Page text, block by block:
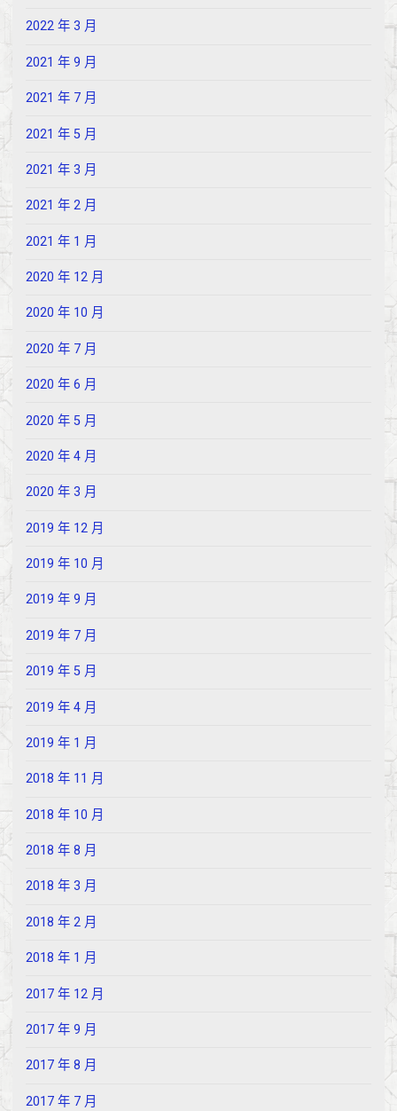
2022 年 3 月
2021 年 9 月
2021 年 7 月
2021 年 5 月
2021 年 3 月
2021 年 2 月
2021 年 1 月
2020 年 12 月
2020 年 10 月
2020 年 7 月
2020 年 6 月
2020 年 5 月
2020 年 4 月
2020 年 3 月
2019 年 12 月
2019 年 10 月
2019 年 9 月
2019 年 7 月
2019 年 5 月
2019 年 4 月
2019 年 1 月
2018 年 11 月
2018 年 10 月
2018 年 8 月
2018 年 3 月
2018 年 2 月
2018 年 1 月
2017 年 12 月
2017 年 9 月
2017 年 8 月
2017 年 7 月